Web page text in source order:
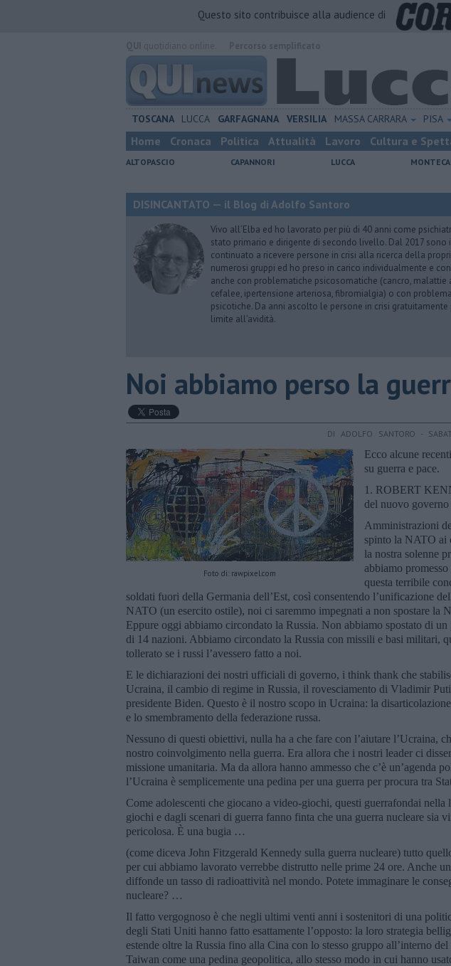
Questo sito contribuisce alla audience di
TOSCANA LUCCA GARFAGNANA VERSILIA MASSA CARRARA PISA
Home Cronaca Politica Attualità Lavoro Cultura e
ALTOPASCIO CAPANNORI LUCCA
DISINCANTATO — il Blog di Adolfo Santoro
Vivo all’Elba ed ho lavorato per più di 40 anni come
stato primario e dirigente di secondo livello. Dal 2017 sono
continuato a ricevere persone in crisi alla ricerca della
numerosi gruppi ed ho preso in carico individualmente e
anche con problematiche psicosomatiche (cancro, malattie
cefalee, ipertensione arteriosa, fibromialgia) o con
psicotiche. Da anni ascolto le persone in crisi gratuitamente
limite all’avidità.
Noi abbiamo perso la
DI ADOLFO SANTORO -
Foto di: rawpixel.com
Ecco alcune
su guerra e pace.
1. ROBERT
del nuovo
Amministrazioni
spinto la NATO ai
la nostra solenne
abbiamo promesso
questa terribile
soldati fuori della Germania dell’Est, così consentendo l’unificazione
NATO (un esercito ostile), noi ci saremmo impegnati a non spostare
Eppure oggi abbiamo circondato la Russia. Non abbiamo spostato di
di 14 nazioni. Abbiamo circondato la Russia con missili e basi militari,
tollerato se i russi l’avessero fatto a noi.
E le dichiarazioni dei nostri ufficiali di governo, i think thank che
Ucraina, il cambio di regime in Russia, il rovesciamento di Vladimir
presidente Biden. Questo è il nostro scopo in Ucraina: la
e lo smembramento della federazione russa.
Nessuno di questi obiettivi, nulla ha a che fare con l’aiutare l’Ucraina,
nostro coinvolgimento nella guerra. Era allora che i nostri leader ci
missione umanitaria. Ma da allora hanno ammesso che c’è un’agenda
l’Ucraina è semplicemente una pedina per una guerra per procura tra
Come adolescenti che giocano a video-giochi, questi guerrafondai
giochi e dagli scenari di guerra fanno finta che una guerra nucleare sia
pericolosa. È una bugia …
(come diceva John Fitzgerald Kennedy sulla guerra nucleare) tutto
per cui abbiamo lavorato verrebbe distrutto nelle prime 24 ore. Anche
diffonde un tasso di radioattività nel mondo. Potete immaginare le
nucleare? …
Il fatto vergognoso è che negli ultimi venti anni i sostenitori di una
degli Stati Uniti hanno fatto esattamente l’opposto: la loro strategia
estende oltre la Russia fino alla Cina con lo stesso gruppo all’interno
Taiwan come una pedina geopolitica, allo stesso modo in cui hanno